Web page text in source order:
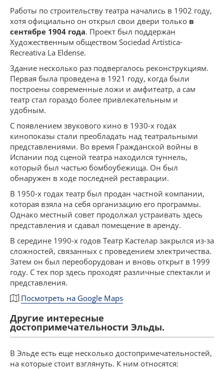
Работы по строительству театра начались в 1902 году,
хотя официально он открыл свои двери только в
сентябре 1904 года. Проект был поддержан
Художественным обществом Sociedad Artística-
Recreativa La Eldense.
Здание несколько раз подвергалось реконструкциям.
Первая была проведена в 1921 году, когда были
построены современные ложи и амфитеатр, а сам
театр стал гораздо более привлекательным и
удобным.
С появлением звукового кино в 1930-х годах
кинопоказы стали преобладать над театральными
представлениями. Во время Гражданской войны в
Испании под сценой театра находился туннель,
который был частью бомбоубежища. Он был
обнаружен в ходе последней реставрации.
В 1950-х годах театр был продан частной компании,
которая взяла на себя организацию его программы.
Однако местный совет продолжал устраивать здесь
представления и сдавал помещение в аренду.
В середине 1990-х годов Театр Кастелар закрылся из-за
сложностей, связанных с проведением электричества.
Затем он был переоборудован и вновь открыт в 1999
году. С тех пор здесь проходят различные спектакли и
представления.
Посмотреть на Google Maps
Другие интересные
достопримечательности Эльды.
В Эльде есть еще несколько достопримечательностей,
на которые стоит взглянуть. К ним относятся: